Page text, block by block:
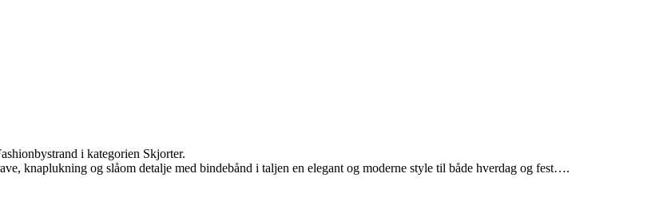
i kategorien Skjorter.
knaplukning og slåom detalje med bindebånd i taljen en elegant og moderne style til både hverdag og fest….